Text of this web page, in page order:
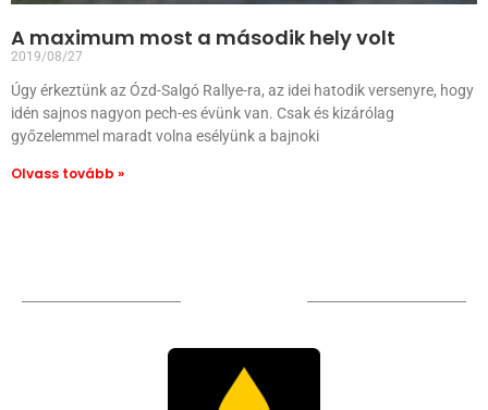
A maximum most a második hely volt
2019/08/27
Úgy érkeztünk az Ózd-Salgó Rallye-ra, az idei hatodik versenyre, hogy
idén sajnos nagyon pech-es évünk van. Csak és kizárólag
győzelemmel maradt volna esélyünk a bajnoki
Olvass tovább »